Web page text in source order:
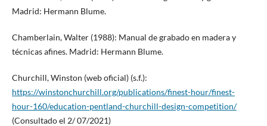
Madrid: Hermann Blume.
Chamberlain, Walter (1988): Manual de grabado en madera y
técnicas afines. Madrid: Hermann Blume.
Churchill, Winston (web oficial) (s.f.):
https://winstonchurchill.org/publications/finest-hour/finest-
hour-160/education-pentland-churchill-design-competition/
(Consultado el 2/ 07/2021)